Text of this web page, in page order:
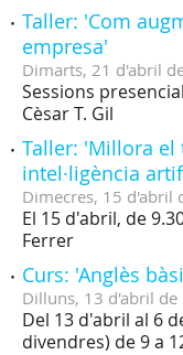
Taller: 'Com
empresa'
Dimarts, 21 d'abril
Sessions
Cèsar T. Gil
Taller: 'Millora el
intel·ligència
Dimecres, 15 d'abril
El 15 d'abril, de
Ferrer
Curs: 'Anglès
Dilluns, 13 d'abril de
Del 13 d'abril al 6
divendres) de 9 a